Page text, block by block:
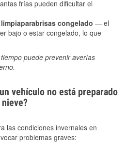
frías pueden dificultar el
congelado — el
bajo o estar congelado, lo que
puede prevenir averías
vehículo no está preparado
las condiciones invernales en
problemas graves: